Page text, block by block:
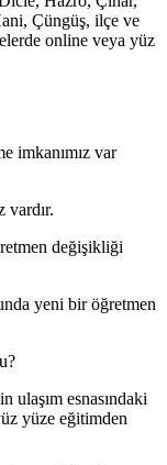
Çüngüş, ilçe ve
online veya yüz
imkanımız var
vardır.
değişikliği
yeni bir öğretmen
ulaşım esnasındaki
yüze eğitimden